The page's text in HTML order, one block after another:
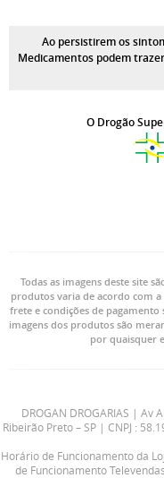
Ao persistirem os
Medicamentos podem
O Drogão
Todas as imagens deste site
produtos varia de acordo com
frete e condições de pagamento
imagens dos produtos são
por quaisquer
DROGAN DROGARIAS |
Ribeirão Preto – SP | CNPJ :
Horário de Funcionamento da
de Funcionamento